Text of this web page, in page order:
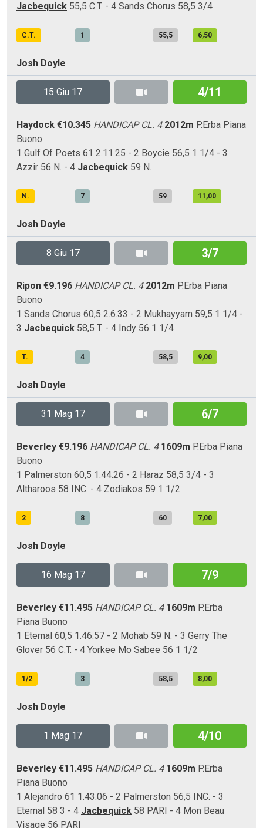
Jacbequick 55,5 C.T. - 4 Sands Chorus 58,5 3/4
C.T. 1 55,5 6,50
Josh Doyle
15 Giu 17 4/11
Haydock €10.345 HANDICAP CL. 4 2012m P.Erba Piana
Buono
1 Gulf Of Poets 61 2.11.25 - 2 Boycie 56,5 1 1/4 - 3
Azzir 56 N. - 4 Jacbequick 59 N.
N. 7 59 11,00
Josh Doyle
8 Giu 17 3/7
Ripon €9.196 HANDICAP CL. 4 2012m P.Erba Piana
Buono
1 Sands Chorus 60,5 2.6.33 - 2 Mukhayyam 59,5 1 1/4 -
3 Jacbequick 58,5 T. - 4 Indy 56 1 1/4
T. 4 58,5 9,00
Josh Doyle
31 Mag 17 6/7
Beverley €9.196 HANDICAP CL. 4 1609m P.Erba Piana
Buono
1 Palmerston 60,5 1.44.26 - 2 Haraz 58,5 3/4 - 3
Altharoos 58 INC. - 4 Zodiakos 59 1 1/2
2 8 60 7,00
Josh Doyle
16 Mag 17 7/9
Beverley €11.495 HANDICAP CL. 4 1609m P.Erba
Piana Buono
1 Eternal 60,5 1.46.57 - 2 Mohab 59 N. - 3 Gerry The
Glover 56 C.T. - 4 Yorkee Mo Sabee 56 1 1/2
1/2 3 58,5 8,00
Josh Doyle
1 Mag 17 4/10
Beverley €11.495 HANDICAP CL. 4 1609m P.Erba
Piana Buono
1 Alejandro 61 1.43.06 - 2 Palmerston 56,5 INC. - 3
Eternal 58 3 - 4 Jacbequick 58 PARI - 4 Mon Beau
Visage 56 PARI